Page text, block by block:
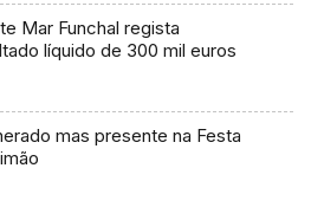
Mar Funchal regista
líquido de 300 mil euros
mas presente na Festa